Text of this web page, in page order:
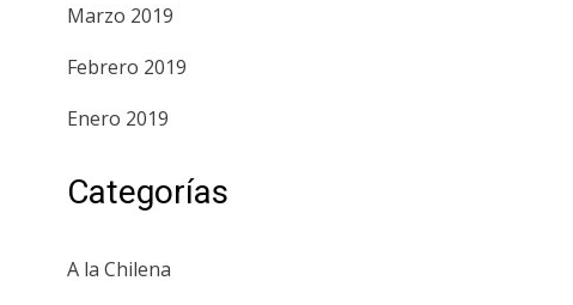
Marzo 2019
Febrero 2019
Enero 2019
Categorías
A la Chilena